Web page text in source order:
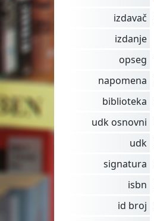
izdavač
izdanje
opseg
napomena
biblioteka
udk osnovni
udk
signatura
isbn
id broj